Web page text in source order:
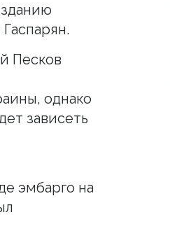
Песков
однако
зависеть
эмбарго на